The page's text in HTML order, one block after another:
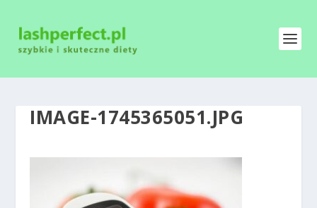
IMAGE-1745365051.JPG